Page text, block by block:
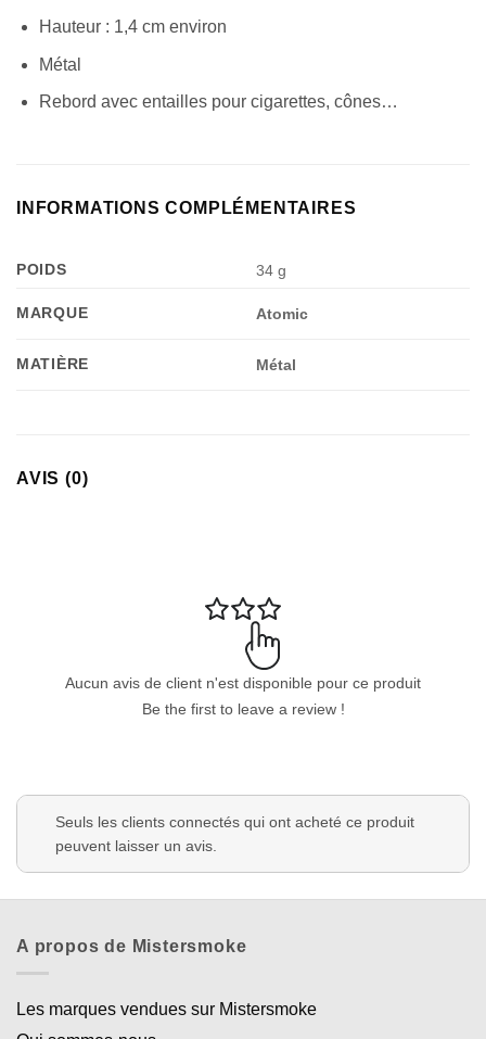
Hauteur : 1,4 cm environ
Métal
Rebord avec entailles pour cigarettes, cônes…
INFORMATIONS COMPLÉMENTAIRES
POIDS 34 g
MARQUE Atomic
MATIÈRE Métal
AVIS (0)
Aucun avis de client n'est disponible pour ce produit
Be the first to leave a review !
Seuls les clients connectés qui ont acheté ce produit
peuvent laisser un avis.
A propos de Mistersmoke
Les marques vendues sur Mistersmoke
Appliquer les filtres